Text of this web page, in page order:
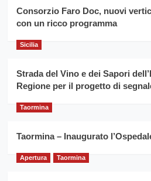
Franco
Caruso
Consorzio Faro Doc, nuovi
con un ricco programma
Sicilia
Strada del Vino e dei Sapori
Regione per il progetto di
Taormina
Taormina – Inaugurato
Apertura Taormina